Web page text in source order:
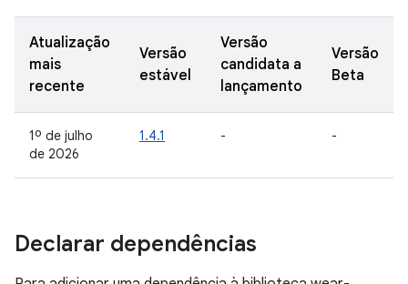
Atualização
mais
recente
Versão
estável
Versão
candidata a
lançamento
Versão
Beta
1º de julho
de 2026
1.4.1 - -
Declarar dependências